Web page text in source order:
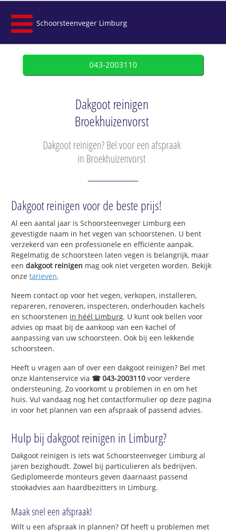
Schoorsteenveger Limburg
043-2003110
Dakgoot reinigen
Broekhuizenvorst
Dakgoot reinigen? Bel voor een afspraak
in Broekhuizenvorst
Dakgoot reinigen voor de beste prijs!
Al een aantal jaar is Schoorsteenveger Limburg een
gevestigde naam in het vegen van schoorstenen. U bent
verzekerd van een professionele en efficiënte aanpak.
Regelmatig de schoorsteen laten vegen is belangrijk, maar
eendakgoot reinigen mag ook niet vergeten worden. Bekijk
onzetarieven.
Neem contact op voor het vegen, verkopen, installeren,
repareren, renoveren, inspecteren, onderhouden kachels
en schoorstenen in héél Limburg. U kunt ook bellen voor
advies op maat bij de aankoop van een kachel of
aanpassing van uw schoorsteen. Ook bij een lekkende
schoorsteen.
Heeft u vragen aan of over een dakgoot reinigen? Bel met
onze klantenservice via ☎ 043-2003110 voor verdere
ondersteuning. Zo voorkomt u problemen in en om het
huis. Vul vandaag nog het contactformulier op deze pagina
in voor het plannen van een afspraak of passend advies.
Hulp bij dakgoot reinigen in Limburg?
Dakgoot reinigen is iets wat Schoorsteenveger Limburg al
jaren bezighoudt. Zowel bij particulieren als bedrijven.
Gediplomeerde monteurs geven daarnaast passend
stookadvies aan haardbezitters in Limburg.
Maak snel een afspraak!
Wilt u een afspraak in plannen? Of heeft u problemen met